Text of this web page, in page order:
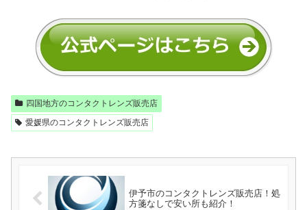
四国地方のコンタクトレンズ販売店
愛媛県のコンタクトレンズ販売店
伊予市のコンタクトレンズ販売店！処
方箋なしで安い所も紹介！